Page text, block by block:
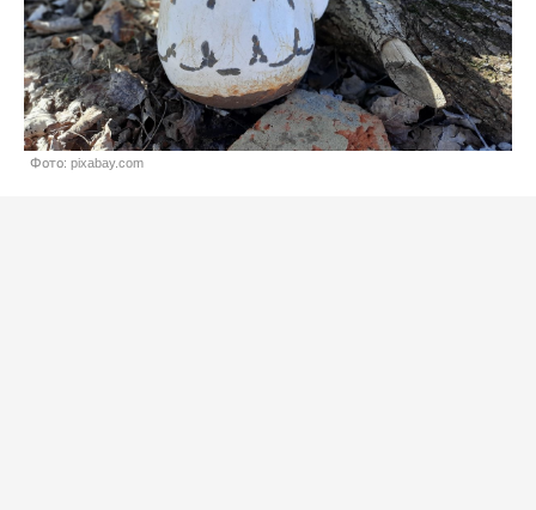
Фото: pixabay.com